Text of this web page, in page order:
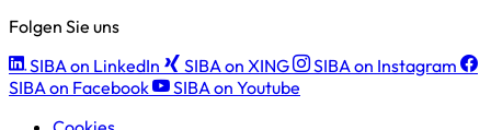
Folgen Sie uns
SIBA on LinkedIn
SIBA on XING
SIBA on Instagram
SIBA on Facebook
SIBA on Youtube